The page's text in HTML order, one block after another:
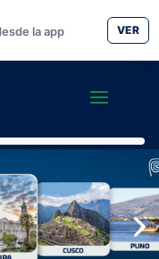
la app VER